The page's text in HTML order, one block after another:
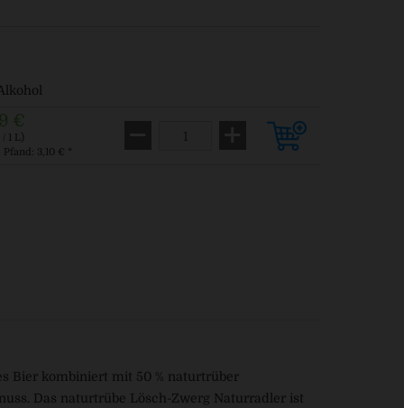
€
1 L)
Pfand: 3,10 € *
Bier kombiniert mit 50 % naturtrüber
Das naturtrübe Lösch-Zwerg Naturradler ist